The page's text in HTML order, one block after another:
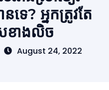
ទេ? អ្នកត្រូវតែ
ខាងលិច
August 24, 2022